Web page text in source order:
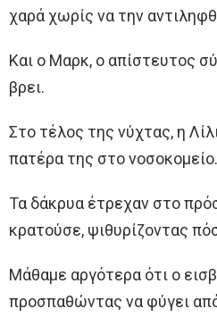
χαρά χωρίς να την
Και ο Μαρκ, ο απίστευτος
βρει.
Στο τέλος της νύχτας, η
πατέρα της στο νοσοκομείο.
Τα δάκρυα έτρεχαν στο
κρατούσε, ψιθυρίζοντας
Μάθαμε αργότερα ότι ο
προσπαθώντας να φύγει